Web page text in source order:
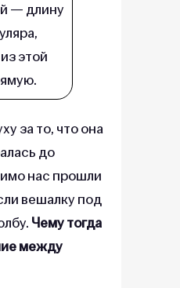
— длину
этой
за то, что она
до
нас прошли
вешалку под
Чему тогда
между